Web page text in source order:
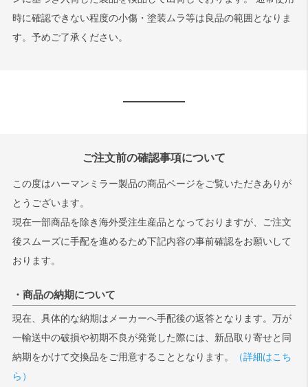
時に確認できない程度の小傷・塗装ムラ等は良品の範囲となりま
す。予めご了承ください。
ご注文前の確認事項について
この度はハーマンミラー製品の商品ページをご覧いただきありが
とうございます。
現在一部商品を除き海外受注生産品となっておりますが、ご注文
後スムーズに手配を進めるため下記内容の事前確認をお願いして
おります。
・商品の納期について
現在、具体的な納期はメーカーへ手配後の返答となります。万が
一輸送中の破損や初期不良が発覚した際には、新品取り寄せと同
納期をかけて交換品をご用意することとなります。
（詳細はこち
ら）